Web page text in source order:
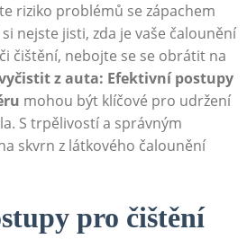
riziko problémů se zápachem
nejste jisti, zda je vaše čalounění
čištění, nebojte se se obrátit na
z auta: Efektivní postupy
mohou být klíčové pro udržení
S trpělivostí a správným
skvrn z látkového čalounění
pro čištění